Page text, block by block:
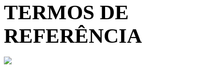
TERMOS DE
REFERÊNCIA